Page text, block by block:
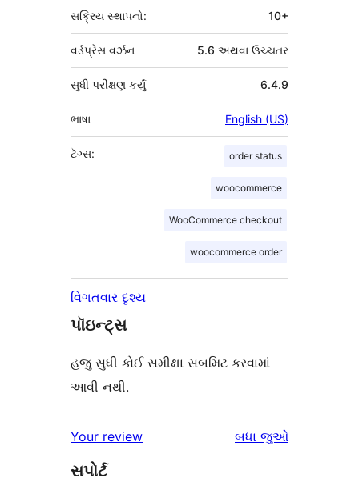
સક્રિય સ્થાપનો: 10+
વર્ડપ્રેસ વર્ઝન 5.6 અથવા ઉચ્ચતર
6.4.9
સુધી પરીક્ષણ કર્યું
ભાષા English (US)
ટૅગ્સ: order status
woocommerce
WooCommerce checkout
woocommerce order
વિગતવાર દૃશ્ય
પૉઇન્ટ્સ
હજુ સુધી કોઈ સમીક્ષા સબમિટ કરવામાં
આવી નથી.
Your review બધા સમીક્ષાઓ
જુઓ
સપોર્ટ